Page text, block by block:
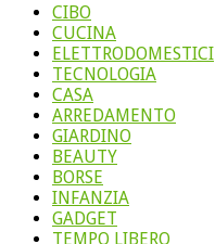
CIBO
CUCINA
ELETTRODOMESTICI
TECNOLOGIA
CASA
ARREDAMENTO
GIARDINO
BEAUTY
BORSE
INFANZIA
GADGET
TEMPO LIBERO